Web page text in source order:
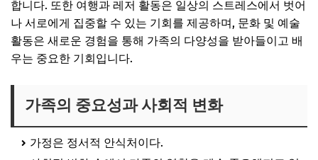
합니다. 또한 여행과 레저 활동은 일상의 스트레스에서 벗어
나 서로에게 집중할 수 있는 기회를 제공하며, 문화 및 예술
활동은 새로운 경험을 통해 가족의 다양성을 받아들이고 배
우는 중요한 기회입니다.
가족의 중요성과 사회적 변화
가정은 정서적 안식처이다.